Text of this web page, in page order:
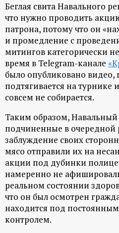
Беглая свита Навального
что нужно проводить
патрона, потому что он
и промедление с
митингов категорически
время в Telegram-канале
было опубликовано видео,
подтягивается на турнике
совсем не собирается.
Таким образом,
подчиненные в очередной
заблуждение своих
мясо отправили их на
акции под дубинки
намеренно не
реальном состоянии
что он был осмотрен
находится под
контролем.